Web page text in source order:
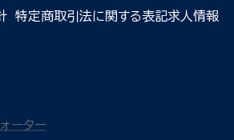
特定商取引法に関する表記求人情報
ーター